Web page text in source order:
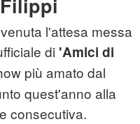
l'attesa messa
di 'Amici di
più amato dal
quest'anno alla
consecutiva.